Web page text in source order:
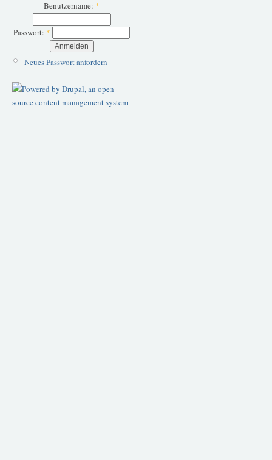
Benutzername: *
Passwort: *
Neues Passwort anfordern